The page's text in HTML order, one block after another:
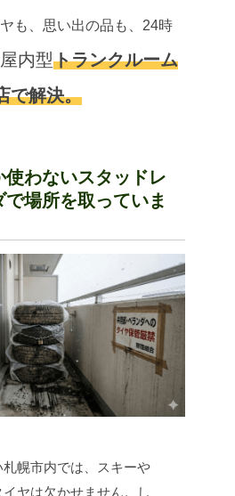
も、思い出の品も、24時
屋内型トランクルーム
で解決。
使わないスタッドレ
で場所を取っていま
幌市内では、スキーや
ヤは欠かせません。し